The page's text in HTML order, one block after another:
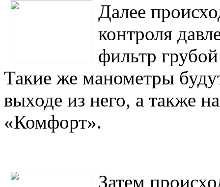
Далее
контроля
фильтр
Такие же манометры
выходе из него, а также
«Комфорт».
Затем